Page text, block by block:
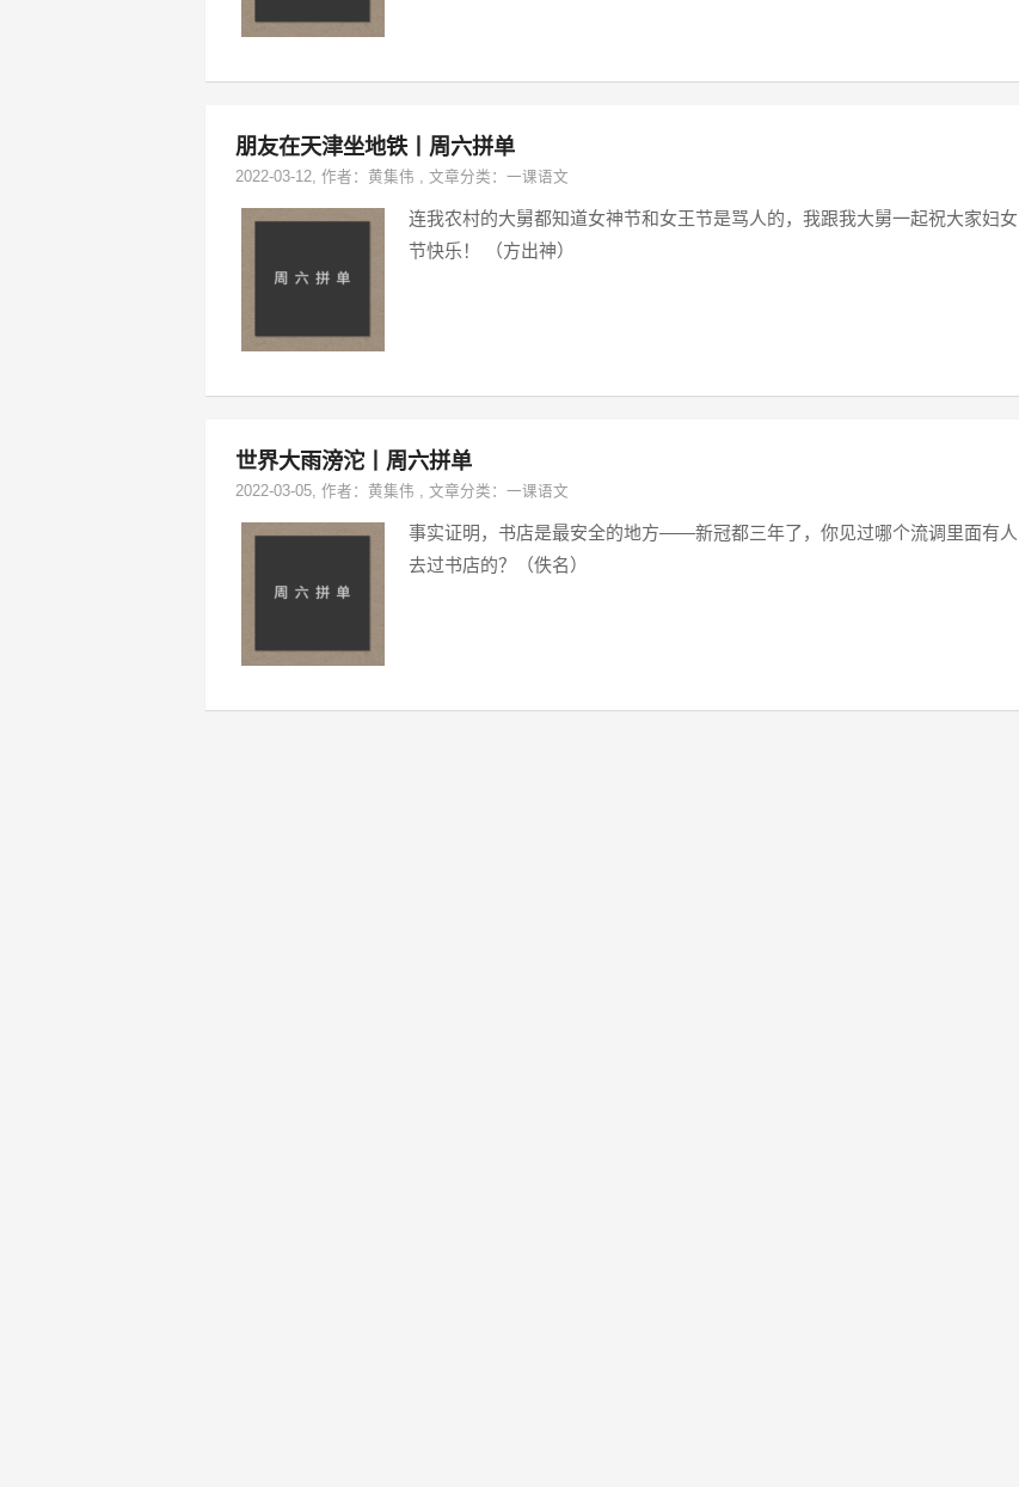
朋友在天津坐地铁丨周六拼单
2022-03-12, 作者： 黄集伟 , 文章分类： 一课语文
连我农村的大舅都知道女神节和女王节是骂人的，我跟我大舅一起祝大家妇女
节快乐！ ​​​​（方出神）
世界大雨滂沱丨周六拼单
2022-03-05, 作者： 黄集伟 , 文章分类： 一课语文
事实证明，书店是最安全的地方——新冠都三年了，你见过哪个流调里面有人
去过书店的？（佚名）